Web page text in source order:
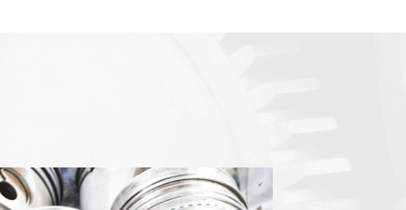
ZEIGEN MEHR